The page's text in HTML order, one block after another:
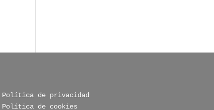
de privacidad
de cookies